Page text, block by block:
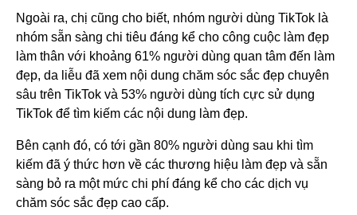
Ngoài ra, chị cũng cho biết, nhóm người dùng TikTok là
nhóm sẵn sàng chi tiêu đáng kể cho công cuộc làm đẹp
làm thân với khoảng 61% người dùng quan tâm đến làm
đẹp, da liễu đã xem nội dung chăm sóc sắc đẹp chuyên
sâu trên TikTok và 53% người dùng tích cực sử dụng
TikTok để tìm kiếm các nội dung làm đẹp.
Bên cạnh đó, có tới gần 80% người dùng sau khi tìm
kiếm đã ý thức hơn về các thương hiệu làm đẹp và sẵn
sàng bỏ ra một mức chi phí đáng kể cho các dịch vụ
chăm sóc sắc đẹp cao cấp.